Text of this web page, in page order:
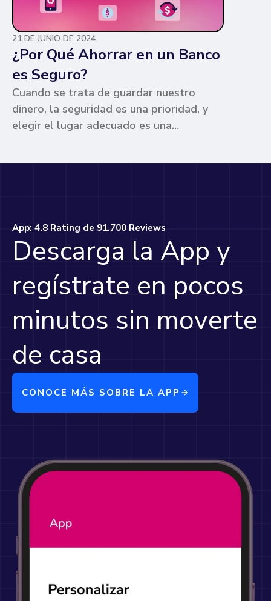
21 DE JUNIO DE 2024
¿Por Qué Ahorrar en un Banco
es Seguro?
Cuando se trata de guardar nuestro
dinero, la seguridad es una prioridad, y
elegir el lugar adecuado es una
App: 4.8 Rating de 91.700 Reviews
Descarga la App y
regístrate en pocos
minutos sin moverte
de casa
CONOCE MÁS SOBRE LA APP